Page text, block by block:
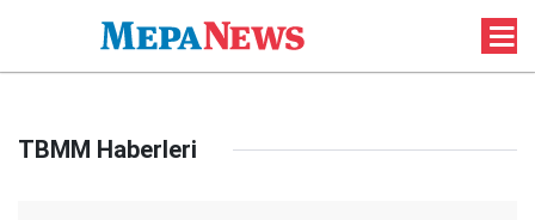
TBMM Haberleri